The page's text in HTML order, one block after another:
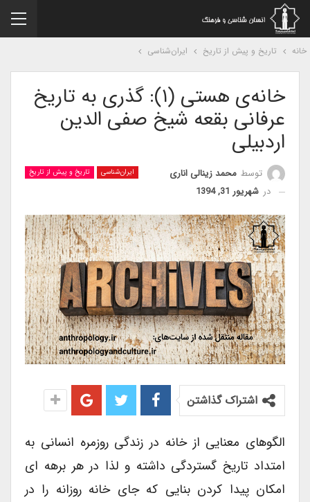
تاریخ و پیش از تاریخ ایران‌شناسی
خانه­‌ی هستی (۱): گذری به تاریخ
عرفانی بقعه شیخ صفی الدین
اردبیلی
ایران‌شناسی تاریخ و پیش از تاریخ توسطمحمد زینالی اناری
درشهریور 31, 1394
اشتراک گذاشتن
الگوهای معنایی از خانه در زندگی روزمره انسانی به
امتداد تاریخ گستردگی داشته و لذا در هر برهه ای
امکان پیدا کردن بنایی که جای خانه روزانه را در